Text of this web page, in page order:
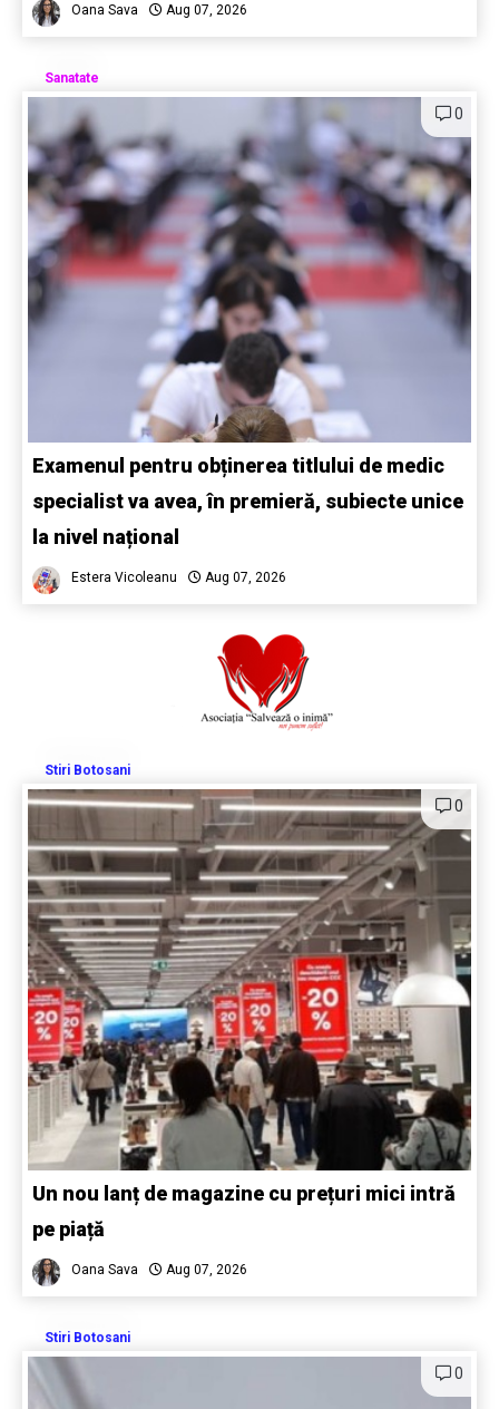
Oana Sava Aug 07, 2026
Sanatate
0
Examenul pentru obținerea titlului de medic
specialist va avea, în premieră, subiecte unice
la nivel național
Estera Vicoleanu Aug 07, 2026
Stiri Botosani
0
Un nou lanț de magazine cu prețuri mici intră
pe piață
Oana Sava Aug 07, 2026
Stiri Botosani
0